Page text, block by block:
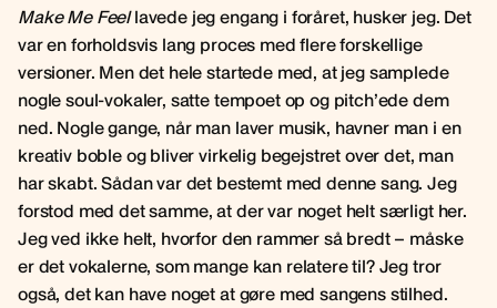
Make Me Feellavede jeg engang i foråret, husker jeg. Det
var en forholdsvis lang proces med flere forskellige
versioner. Men det hele startede med, at jeg samplede
nogle soul-vokaler, satte tempoet op og pitch’ede dem
ned. Nogle gange, når man laver musik, havner man i en
kreativ boble og bliver virkelig begejstret over det, man
har skabt. Sådan var det bestemt med denne sang. Jeg
forstod med det samme, at der var noget helt særligt her.
Jeg ved ikke helt, hvorfor den rammer så bredt – måske
er det vokalerne, som mange kan relatere til? Jeg tror
også, det kan have noget at gøre med sangens stilhed.